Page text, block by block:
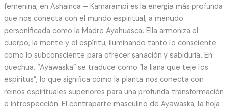
femenina; en Ashainca – Kamarampi es la energía más profunda
que nos conecta con el mundo espiritual, a menudo
personificada como la Madre Ayahuasca. Ella armoniza el
cuerpo, la mente y el espíritu, iluminando tanto lo consciente
como lo subconsciente para ofrecer sanación y sabiduría. En
quechua, “Ayawaska” se traduce como “la liana que teje los
espíritus”, lo que significa cómo la planta nos conecta con
reinos espirituales superiores para una profunda transformación
e introspección. El contraparte masculino de Ayawaska, la hoja